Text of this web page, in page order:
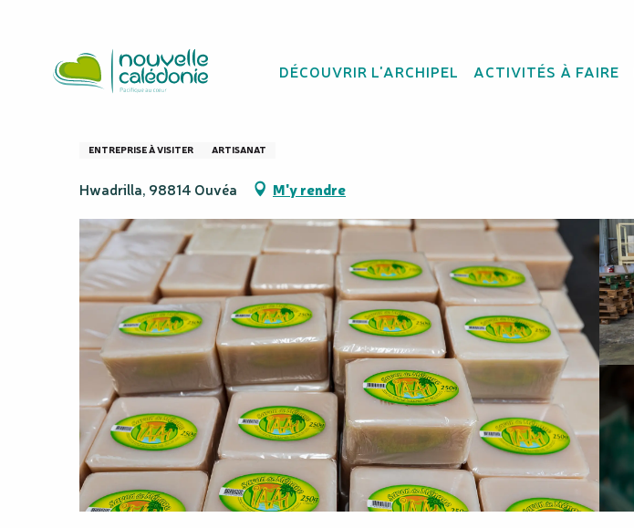
principal
DÉCOUVRIR L'ARCHIPEL ACTIVITÉS À FAIRE
Huilerie/Savonnerie d'Ouvéa
ENTREPRISE À VISITER ARTISANAT
Hwadrilla, 98814 Ouvéa M'y rendre